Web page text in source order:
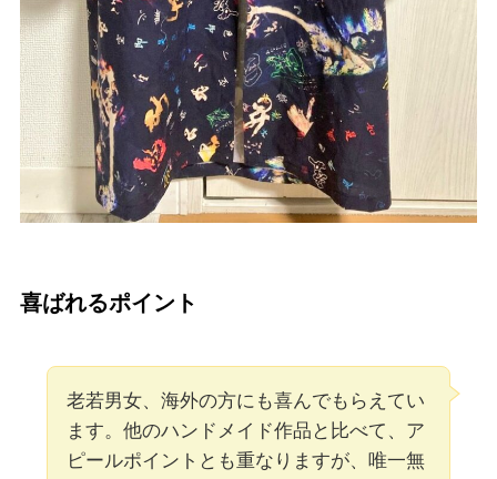
喜ばれるポイント
老若男女、海外の方にも喜んでもらえてい
ます。他のハンドメイド作品と比べて、ア
ピールポイントとも重なりますが、唯一無